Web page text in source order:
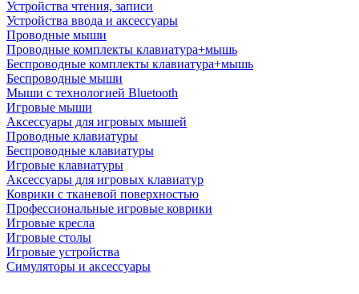
Устройства чтения, записи
Устройства ввода и аксессуары
Проводные мыши
Проводные комплекты клавиатура+мышь
Беспроводные комплекты клавиатура+мышь
Беспроводные мыши
Мыши с технологией Bluetooth
Игровые мыши
Аксессуары для игровых мышей
Проводные клавиатуры
Беспроводные клавиатуры
Игровые клавиатуры
Аксессуары для игровых клавиатур
Коврики с тканевой поверхностью
Профессиональные игровые коврики
Игровые кресла
Игровые столы
Игровые устройства
Симуляторы и аксессуары